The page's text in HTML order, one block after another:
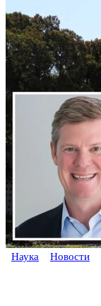
Наука Новости